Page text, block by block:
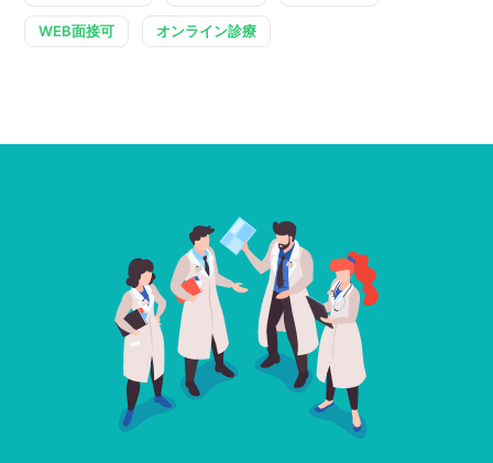
WEB面接可 オンライン診療